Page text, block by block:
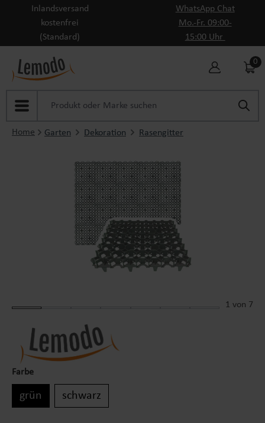
Zum Hauptinhalt springen
Inlandsversand
kostenfrei
(Standard)
WhatsApp Chat
Mo.-Fr. 09:00-
15:00 Uhr
0
Home Garten Dekoration Rasengitter
1 von 7
Farbe
grün schwarz